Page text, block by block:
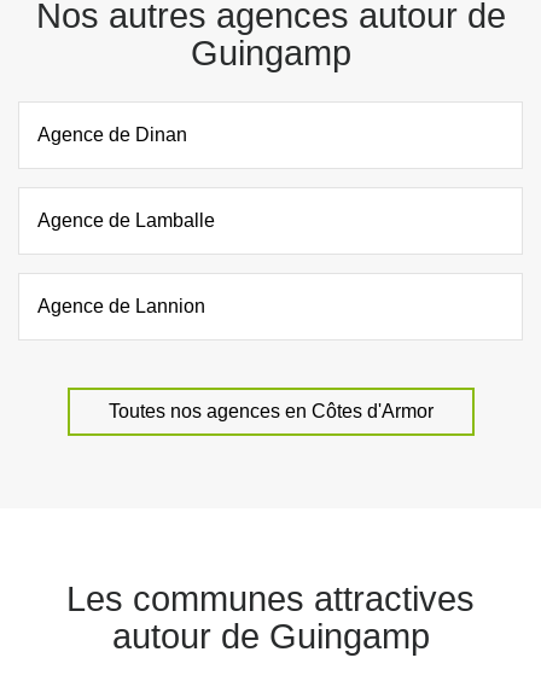
Nos autres agences autour de
Guingamp
Agence de Dinan
Agence de Lamballe
Agence de Lannion
Toutes nos agences en Côtes d'Armor
Les communes attractives
autour de Guingamp